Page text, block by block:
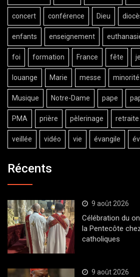
concert conférence Dieu
enfants enseignement
foi formation France fête
louange Marie messe
Musique Notre-Dame pape
PMA prière pèlerinage retraite
veillée vidéo vie évangile
Récents
9 août 2026
Célébration du
la Pentecôte
catholiques
9 août 2026